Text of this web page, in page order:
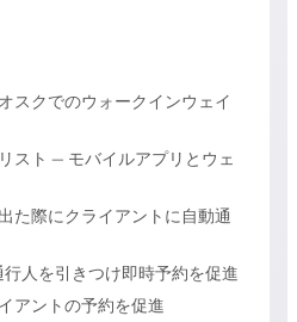
スクでのウォークインウェイ
スト — モバイルアプリとウェ
た際にクライアントに自動通
人を引きつけ即時予約を促進
アントの予約を促進